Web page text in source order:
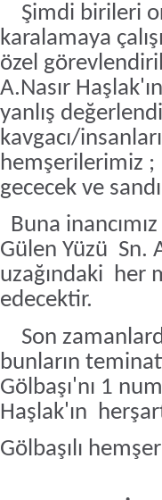
Şimdi birileri
karalamaya
özel
A.Nasır
yanlış
kavgacı/
hemşerilerimiz ;
gececek ve
Buna
Gülen Yüzü Sn.
uzağındaki her
edecektir.
Son
bunların
Gölbaşı'nı 1
Haşlak'ın
Gölbaşılı